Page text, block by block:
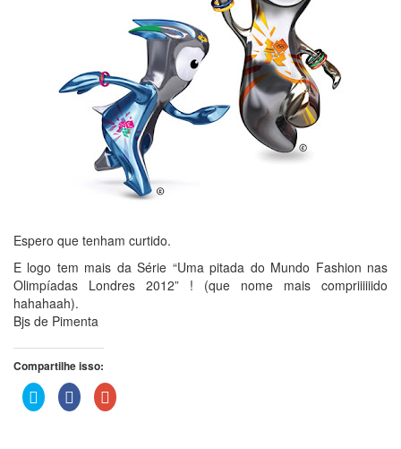
Espero que tenham curtido.
E logo tem mais da Série “Uma pitada do Mundo Fashion nas
Olimpíadas Londres 2012” ! (que nome mais compriiiiiido
hahahaah).
Bjs de Pimenta
Compartilhe isso:
Clique
para
compartilhar
Clique
para
compartilhar
Compartilhe
no